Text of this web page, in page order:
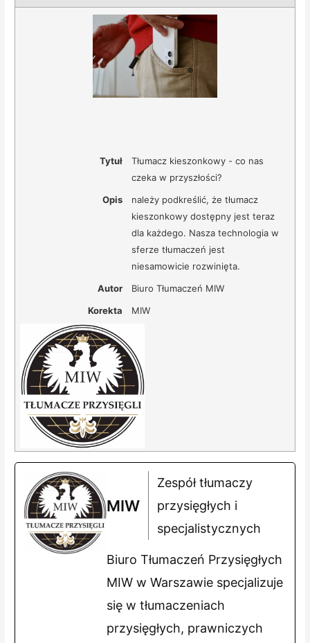
Tytuł
Tłumacz kieszonkowy - co nas
czeka w przyszłości?
Opis
należy podkreślić, że tłumacz
kieszonkowy dostępny jest teraz
dla każdego. Nasza technologia w
sferze tłumaczeń jest
niesamowicie rozwinięta.
Autor
Biuro Tłumaczeń MIW
Korekta
MIW
MIW
Zespół tłumaczy
przysięgłych i
specjalistycznych
Biuro Tłumaczeń Przysięgłych
MIW w Warszawie specjalizuje
się w tłumaczeniach
przysięgłych, prawniczych